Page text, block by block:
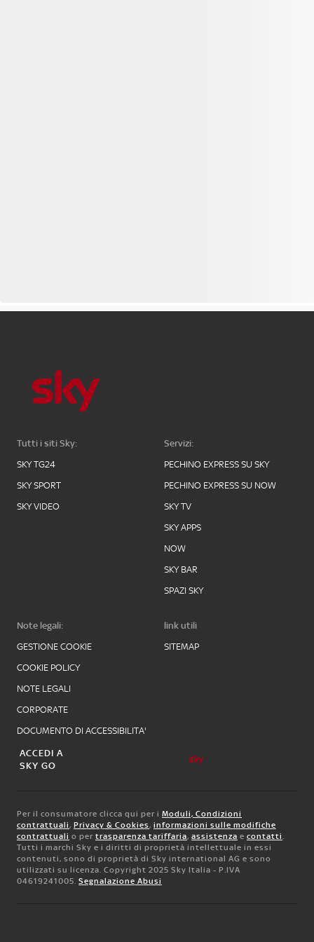
Tutti i siti Sky:
SKY TG24
SKY SPORT
SKY VIDEO
Servizi:
PECHINO EXPRESS SU SKY
PECHINO EXPRESS SU NOW
SKY TV
SKY APPS
NOW
SKY BAR
SPAZI SKY
Note legali:
GESTIONE COOKIE
COOKIE POLICY
NOTE LEGALI
CORPORATE
DOCUMENTO DI ACCESSIBILITA'
link utili
SITEMAP
ACCEDI A
SKY GO
Per il consumatore clicca qui per i Moduli, Condizioni
contrattuali, Privacy & Cookies, informazioni sulle modifiche
contrattuali o per trasparenza tariffaria, assistenza e contatti.
Tutti i marchi Sky e i diritti di proprietà intellettuale in essi
contenuti, sono di proprietà di Sky international AG e sono
utilizzati su licenza. Copyright 2025 Sky Italia - P.IVA
04619241005. Segnalazione Abusi